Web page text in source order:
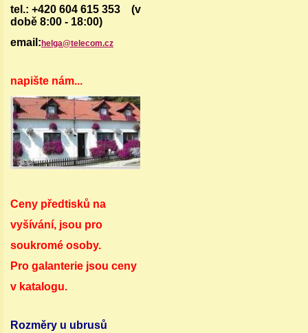
tel.: +420 604 615 353 (v
době 8:00 - 18:00)
email: helga@telecom.cz
napište nám...
Ceny předtisků na
vyšívání, jsou pro
soukromé osoby.
Pro galanterie jsou ceny
v katalogu.
Rozměry u ubrusů